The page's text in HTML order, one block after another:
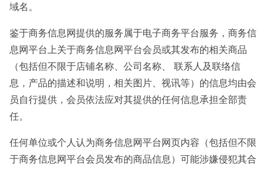
域名。
鉴于商务信息网提供的服务属于电子商务平台服务，商务信
息网平台上关于商务信息网平台会员或其发布的相关商品
（包括但不限于店铺名称、公司名称、 联系人及联络信
息，产品的描述和说明，相关图片、视讯等）的信息均由会
员自行提供，会员依法应对其提供的任何信息承担全部责
任。
任何单位或个人认为商务信息网平台网页内容（包括但不限
于商务信息网平台会员发布的商品信息）可能涉嫌侵犯其合